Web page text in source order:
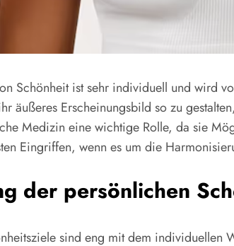
Schönheit ist sehr individuell und wird
äußeres Erscheinungsbild so zu
Medizin eine wichtige Rolle, da sie
Eingriffen, wenn es um die
der persönlichen
sind eng mit dem individuellen